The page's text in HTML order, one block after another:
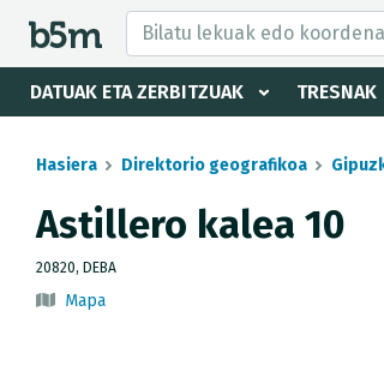
DATUAK ETA ZERBITZUAK TRESNAK
eta direktorioa izkutatu
Hasiera Direktorio geografikoa
Astillero kalea 10
20820, DEBA
Mapa